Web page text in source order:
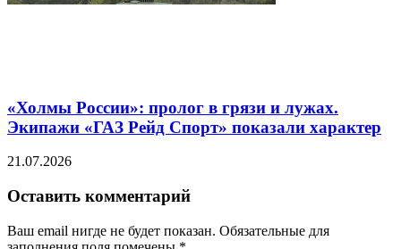
«Холмы России»: пролог в грязи и лужах.
Экипажи «ГАЗ Рейд Спорт» показали характер
21.07.2026
Оставить комментарий
Ваш email нигде не будет показан. Обязательные для